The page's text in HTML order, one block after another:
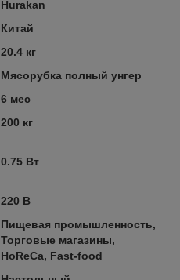
Hurakan
Китай
20.4 кг
Мясорубка полный унгер
6 мес
200 кг
0.75 Вт
220 В
Пищевая промышленность,
Торговые магазины,
HoReCa, Fast-food